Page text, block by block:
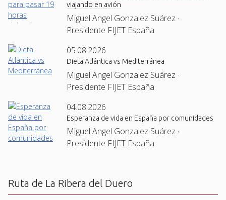
viajando en avión
Miguel Angel Gonzalez Suárez ·
Presidente FIJET España
05.08.2026
Dieta Atlántica vs Mediterránea
Miguel Angel Gonzalez Suárez ·
Presidente FIJET España
04.08.2026
Esperanza de vida en España por comunidades
Miguel Angel Gonzalez Suárez ·
Presidente FIJET España
Ruta de La Ribera del Duero